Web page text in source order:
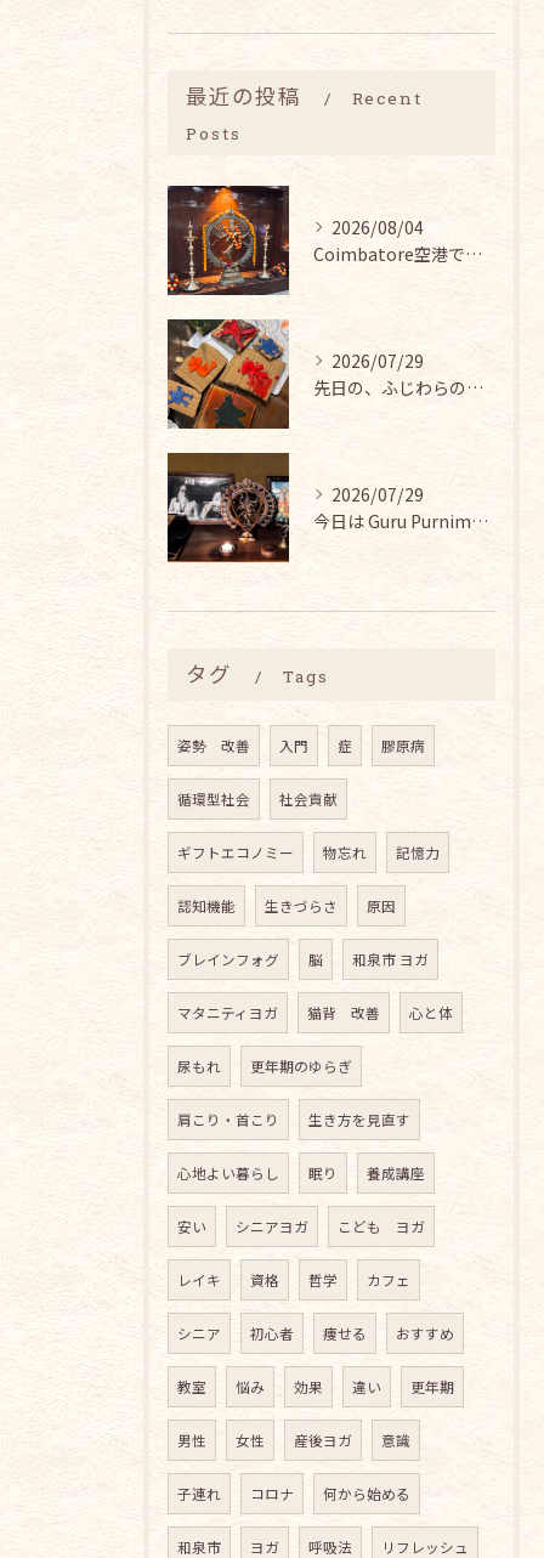
最近の投稿
Recent
Posts
2026/08/04
Coimbatore空港では、シヴァ神と皆インドの賢者ティル...
2026/07/29
先日の、ふじわらのうえん あいこちゃん主催の『アートとヨガの...
2026/07/29
今日は Guru Purnima（グル・プールニマ）。
タグ Tags
姿勢 改善 入門 症 膠原病
循環型社会 社会貢献
ギフトエコノミー 物忘れ 記憶力
認知機能 生きづらさ 原因
ブレインフォグ 脳 和泉市 ヨガ
マタニティヨガ 猫背 改善 心と体
尿もれ 更年期のゆらぎ
肩こり・首こり 生き方を見直す
心地よい暮らし 眠り 養成講座
安い シニアヨガ こども ヨガ
レイキ 資格 哲学 カフェ
シニア 初心者 痩せる おすすめ
教室 悩み 効果 違い 更年期
男性 女性 産後ヨガ 意識
子連れ コロナ 何から始める
和泉市 ヨガ 呼吸法 リフレッシュ